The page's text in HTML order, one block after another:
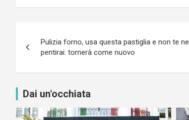
articoli
Pulizia forno, usa questa pastiglia e non te ne
pentirai: tornerà come nuovo
Dai un'occhiata